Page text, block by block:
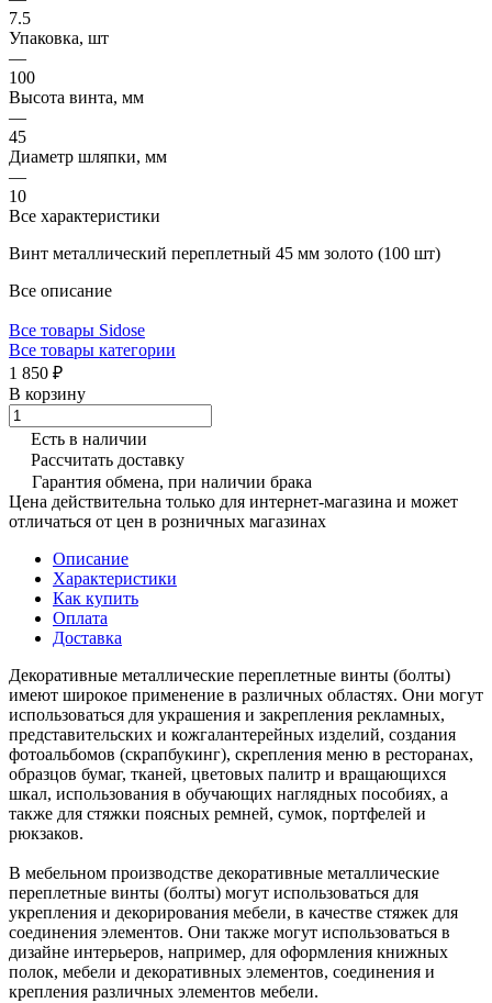
7.5
Упаковка, шт
—
100
Высота винта, мм
—
45
Диаметр шляпки, мм
—
10
Все характеристики
Винт металлический переплетный 45 мм золото (100 шт)
Все описание
Все товары Sidose
Все товары категории
1 850 ₽
В корзину
Есть в наличии
Рассчитать доставку
Гарантия обмена, при наличии брака
Цена действительна только для интернет-магазина и может
отличаться от цен в розничных магазинах
Описание
Характеристики
Как купить
Оплата
Доставка
Декоративные металлические переплетные винты (болты)
имеют широкое применение в различных областях. Они могут
использоваться для украшения и закрепления рекламных,
представительских и кожгалантерейных изделий, создания
фотоальбомов (скрапбукинг), скрепления меню в ресторанах,
образцов бумаг, тканей, цветовых палитр и вращающихся
шкал, использования в обучающих наглядных пособиях, а
также для стяжки поясных ремней, сумок, портфелей и
рюкзаков.
В мебельном производстве декоративные металлические
переплетные винты (болты) могут использоваться для
укрепления и декорирования мебели, в качестве стяжек для
соединения элементов. Они также могут использоваться в
дизайне интерьеров, например, для оформления книжных
полок, мебели и декоративных элементов, соединения и
крепления различных элементов мебели.